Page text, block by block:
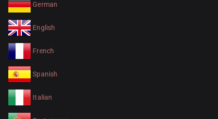
German
English
French
Spanish
Italian